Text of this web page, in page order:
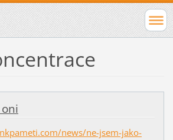
news/ne-jsem-jako-